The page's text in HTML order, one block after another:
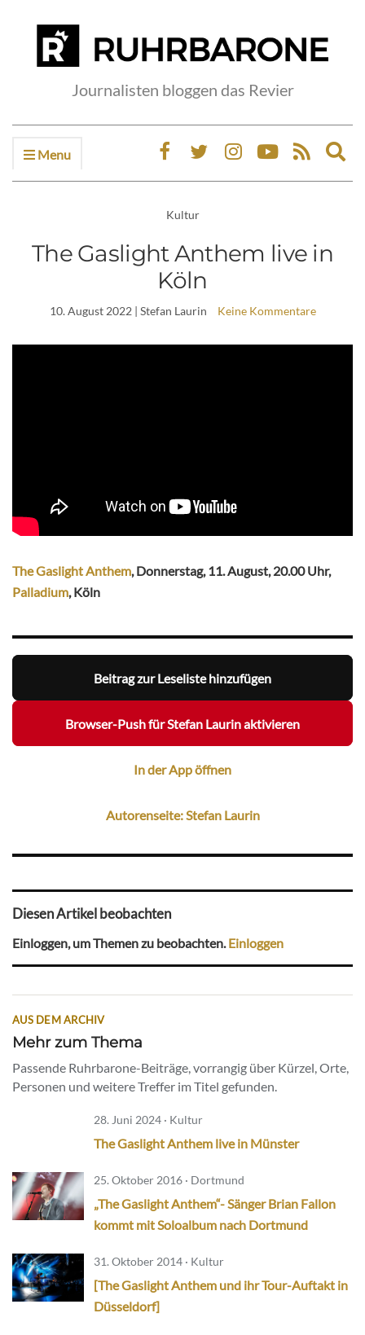
Journalisten bloggen das Revier
Menu
Kultur
The Gaslight Anthem live in
Köln
10. August 2022| Stefan Laurin Keine Kommentare
The Gaslight Anthem, Donnerstag, 11. August, 20.00 Uhr,
Palladium, Köln
Beitrag zur Leseliste hinzufügen
Browser-Push für Stefan Laurin aktivieren
In der App öffnen
Autorenseite: Stefan Laurin
Diesen Artikel beobachten
Einloggen, um Themen zu beobachten. Einloggen
AUS DEM ARCHIV
Mehr zum Thema
Passende Ruhrbarone-Beiträge, vorrangig über Kürzel, Orte,
Personen und weitere Treffer im Titel gefunden.
28. Juni 2024 · Kultur
The Gaslight Anthem live in Münster
25. Oktober 2016 · Dortmund
„The Gaslight Anthem“- Sänger Brian Fallon
kommt mit Soloalbum nach Dortmund
31. Oktober 2014 · Kultur
[The Gaslight Anthem und ihr Tour-Auftakt in
Düsseldorf]